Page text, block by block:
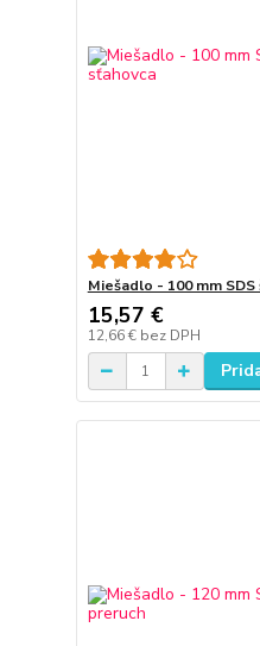
Miešadlo - 100 mm
15,57 €
12,66 € bez DPH